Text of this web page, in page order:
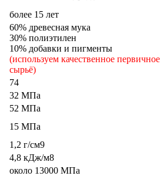
более 15 лет
60% древесная мука
30% полиэтилен
10% добавки и пигменты
(используем качественное первичное
сырьё)
74
32 МПа
52 МПа
15 МПа
1,2 г/см9
4,8 кДж/м8
около 13000 МПа